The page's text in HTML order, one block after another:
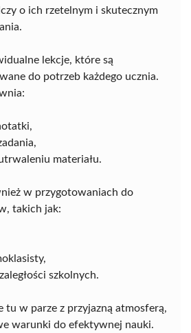
o ich rzetelnym i skutecznym
lekcje, które są
do potrzeb każdego ucznia.
materiału.
w przygotowaniach do
takich jak:
szkolnych.
tu w parze z przyjazną atmosferą,
warunki do efektywnej nauki.